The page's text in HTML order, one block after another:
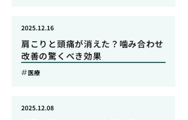
肩こりと頭痛が消えた？噛み合わせ
改善の驚くべき効果
2025.12.16
医療
2025.12.08